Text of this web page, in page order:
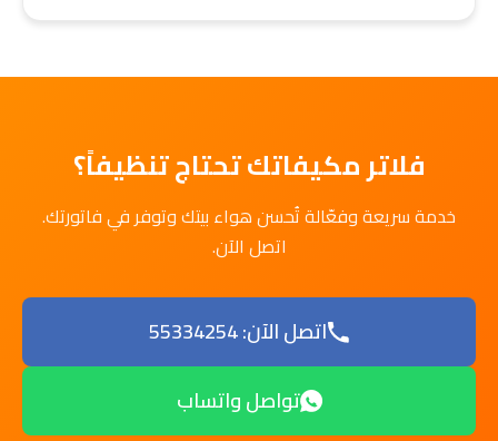
فلاتر مكيفاتك تحتاج تنظيفاً؟
خدمة سريعة وفعّالة تُحسن هواء بيتك وتوفر في فاتورتك.
اتصل الآن.
اتصل الآن: 55334254
تواصل واتساب